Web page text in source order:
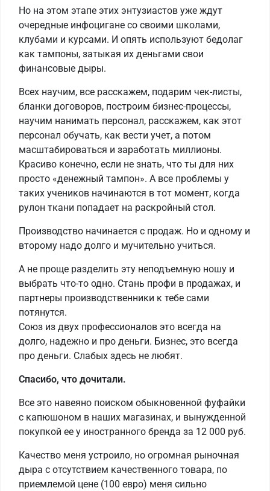
Но на этом этапе этих энтузиастов уже ждут
очередные инфоцигане со своими школами,
клубами и курсами. И опять используют бедолаг
как тампоны, затыкая их деньгами свои
финансовые дыры.
Всех научим, все расскажем, подарим чек-листы,
бланки договоров, построим бизнес-процессы,
научим нанимать персонал, расскажем, как этот
персонал обучать, как вести учет, а потом
масштабироваться и заработать миллионы.
Красиво конечно, если не знать, что ты для них
просто «денежный тампон». А все проблемы у
таких учеников начинаются в тот момент, когда
рулон ткани попадает на раскройный стол.
Производство начинается с продаж. Но и одному и
второму надо долго и мучительно учиться.
А не проще разделить эту неподъемную ношу и
выбрать что-то одно. Стань профи в продажах, и
партнеры производственники к тебе сами
потянутся.
Союз из двух профессионалов это всегда на
долго, надежно и про деньги. Бизнес, это всегда
про деньги. Слабых здесь не любят.
Спасибо, что дочитали.
Все это навеяно поиском обыкновенной фуфайки
с капюшоном в наших магазинах, и вынужденной
покупкой ее у иностранного бренда за 12 000 руб.
Качество меня устроило, но огромная рыночная
дыра с отсутствием качественного товара, по
приемлемой цене (100 евро) меня сильно